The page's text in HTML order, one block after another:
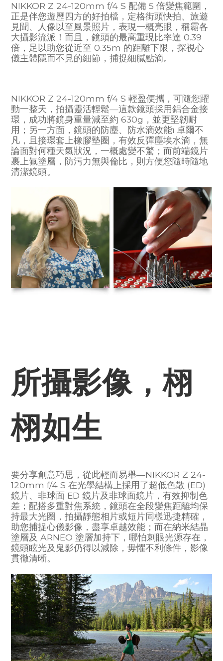
NIKKOR Z 24-120mm f/4 S 配備 5 倍變焦範圍，
正是伴您遊歷四方的好拍檔，定格街頭快拍、旅遊
見聞、人像以至風景照片，表現一概亮眼，稱霸各
大攝影流派！而且，鏡頭的最高重現比率達 0.39
倍，足以助您從近至 0.35m 的距離下限，探視心
儀主體隱而不見的細節，捕捉細膩點滴。
NIKKOR Z 24-120mm f/4 S 輕盈便攜，可隨您躍
動一整天，拍攝靈活輕鬆—這款鏡頭採用鋁合金接
環，成功將鏡身重量減至約 630g，並更堅韌耐
用；另一方面，鏡頭的防塵、防水滴效能1 卓爾不
凡，且接環套上橡膠墊圈，有效反彈塵埃水滴，無
論面對何種天氣狀況，一概處變不驚；而前端鏡片
裹上氟塗層，防污力無與倫比，則方便您隨時隨地
清潔鏡頭。
所攝影像，栩
栩如生
要分享創意巧思，從此輕而易舉—NIKKOR Z 24-
120mm f/4 S 在光學結構上採用了超低色散 (ED)
鏡片、非球面 ED 鏡片及非球面鏡片，有效抑制色
差；配搭多重對焦系統，鏡頭在全段變焦距離均保
持最大光圈，拍攝靜態相片或短片同樣迅捷精確，
助您捕捉心儀影像，盡享卓越效能；而在納米結晶
塗層及 ARNEO 塗層加持下，哪怕刺眼光源存在，
鏡頭眩光及鬼影仍得以減除，毋懼不利條件，影像
貫徹清晰。